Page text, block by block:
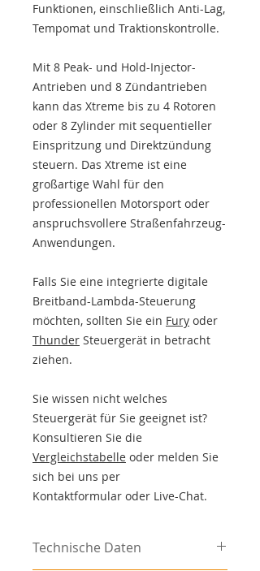
Funktionen, einschließlich Anti-Lag,
Tempomat und Traktionskontrolle.
Mit 8 Peak- und Hold-Injector-
Antrieben und 8 Zündantrieben
kann das Xtreme bis zu 4 Rotoren
oder 8 Zylinder mit sequentieller
Einspritzung und Direktzündung
steuern. Das Xtreme ist eine
großartige Wahl für den
professionellen Motorsport oder
anspruchsvollere Straßenfahrzeug-
Anwendungen.
Falls Sie eine integrierte digitale
Breitband-Lambda-Steuerung
möchten, sollten Sie ein Fury oder
Thunder Steuergerät in betracht
ziehen.
Sie wissen nicht welches
Steuergerät für Sie geeignet ist?
Konsultieren Sie die
Vergleichstabelle oder melden Sie
sich bei uns per
Kontaktformular oder Live-Chat.
Technische Daten